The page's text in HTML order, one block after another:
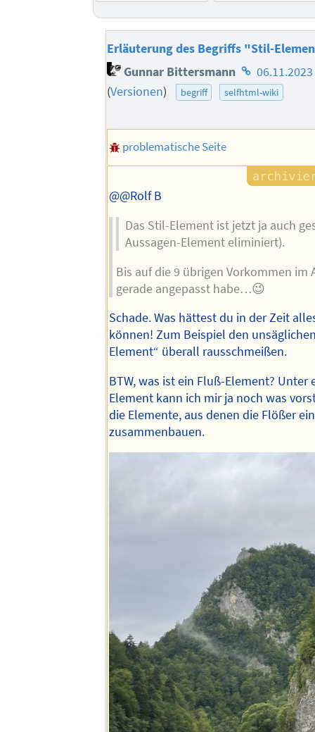
Erläuterung des Begriffs "Stil-
Gunnar Bittersmann Homepage
des
(Versionen) begriff selfhtml-wiki
problematische Seite
@@Rolf B
Das Stil-Element ist jetzt ja auch
Aussagen-Element eliminiert).
Bis auf die 9 übrigen Vorkommen im
gerade angepasst habe…😉
Schade. Was hättest du in der Zeit
können! Zum Beispiel den
Element“ überall rausschmeißen.
BTW, was ist ein Fluß-Element? Unter
Element kann ich mir ja noch was
die Elemente, aus denen die Flößer
zusammenbauen.